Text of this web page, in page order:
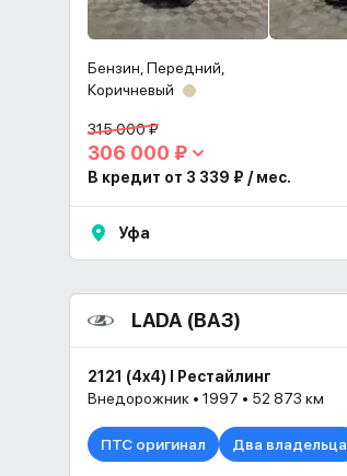
Бензин, Передний,
Коричневый
315 000 ₽
306 000 ₽
В кредит от 3 339 ₽ / мес.
Уфа
LADA (ВАЗ)
2121 (4x4) I Рестайлинг
Внедорожник • 1997 • 52 873 км
ПТС оригинал Два владельца